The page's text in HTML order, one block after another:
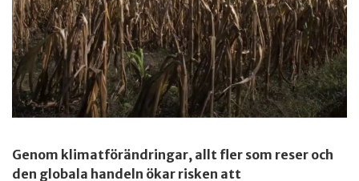
Genom klimatförändringar, allt fler som reser och
den globala handeln ökar risken att